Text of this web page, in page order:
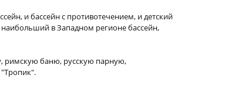
и бассейн с противотечением, и детский
в Западном регионе бассейн,
римскую баню, русскую парную,
"Тропик".